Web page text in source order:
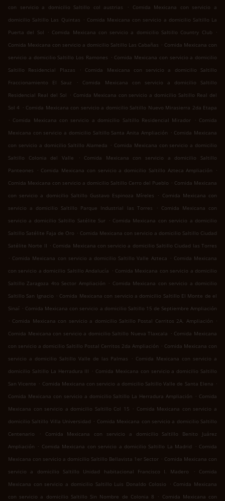
con servicio a domicilio Saltillo col austrias
.
Comida Mexicana con servicio a
domicilio Saltillo Las Quintas . Comida Mexicana con servicio a domicilio Saltillo La
Puerta del Sol
. Comida Mexicana con servicio a domicilio Saltillo Country Club
.
Comida Mexicana con servicio a domicilio Saltillo Las Cabañas . Comida Mexicana con
servicio a domicilio Saltillo Los Ramones . Comida Mexicana con servicio a domicilio
Saltillo Residencial Plazas
.
Comida Mexicana con servicio a domicilio Saltillo
Fraccionamiento El Sauz
.
Comida Mexicana con servicio a domicilio Saltillo
Residencial Real del Sol . Comida Mexicana con servicio a domicilio Saltillo Real del
Sol 4 . Comida Mexicana con servicio a domicilio Saltillo Nuevo Mirasierra 2da Etapa
. Comida Mexicana con servicio a domicilio Saltillo Residencial Mirador . Comida
Mexicana con servicio a domicilio Saltillo Santa Anita Ampliación . Comida Mexicana
con servicio a domicilio Saltillo Alameda . Comida Mexicana con servicio a domicilio
Saltillo Colonia del Valle
.
Comida Mexicana con servicio a domicilio Saltillo
Panteones
. Comida Mexicana con servicio a domicilio Saltillo Azteca Ampliación
.
Comida Mexicana con servicio a domicilio Saltillo Cerro del Pueblo . Comida Mexicana
con servicio a domicilio Saltillo Gustavo Espinoza Míreles
. Comida Mexicana con
servicio a domicilio Saltillo Parque Industrial las Torres
. Comida Mexicana con
servicio a domicilio Saltillo Satélite Sur . Comida Mexicana con servicio a domicilio
Saltillo Satélite Faja de Oro . Comida Mexicana con servicio a domicilio Saltillo Ciudad
Satélite Norte II . Comida Mexicana con servicio a domicilio Saltillo Ciudad las Torres
. Comida Mexicana con servicio a domicilio Saltillo Valle Azteca . Comida Mexicana
con servicio a domicilio Saltillo Andalucía . Comida Mexicana con servicio a domicilio
Saltillo Zaragoza 4to Sector Ampliación . Comida Mexicana con servicio a domicilio
Saltillo San Ignacio . Comida Mexicana con servicio a domicilio Saltillo El Monte de el
Sinaí . Comida Mexicana con servicio a domicilio Saltillo 15 de Septiembre Ampliación
. Comida Mexicana con servicio a domicilio Saltillo Postal Cerritos 2A. Ampliación .
Comida Mexicana con servicio a domicilio Saltillo Nueva Tlaxcala . Comida Mexicana
con servicio a domicilio Saltillo Postal Cerritos 2da Ampliación . Comida Mexicana con
servicio a domicilio Saltillo Valle de las Palmas
. Comida Mexicana con servicio a
domicilio Saltillo La Herradura III . Comida Mexicana con servicio a domicilio Saltillo
San Vicente . Comida Mexicana con servicio a domicilio Saltillo Valle de Santa Elena .
Comida Mexicana con servicio a domicilio Saltillo La Herradura Ampliación . Comida
Mexicana con servicio a domicilio Saltillo Col 15 . Comida Mexicana con servicio a
domicilio Saltillo Villa Universidad . Comida Mexicana con servicio a domicilio Saltillo
Centenario
.
Comida Mexicana con servicio a domicilio Saltillo Benito Juárez
Ampliación . Comida Mexicana con servicio a domicilio Saltillo La Madrid . Comida
Mexicana con servicio a domicilio Saltillo Bellavista 1er Sector . Comida Mexicana con
servicio a domicilio Saltillo Unidad habitacional Francisco I. Madero
.
Comida
Mexicana con servicio a domicilio Saltillo Luis Donaldo Colosio
. Comida Mexicana
con servicio a domicilio Saltillo Sin Nombre de Colonia 8
. Comida Mexicana con